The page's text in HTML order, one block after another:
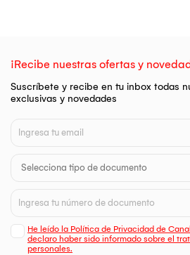
¡Recibe nuestras ofertas y
Suscríbete y recibe en tu inbox todas
exclusivas y novedades
He leído la Política de Privacidad de
declaro haber sido informado sobre el
personales.